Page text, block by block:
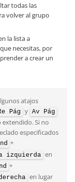
todas las
volver al grupo
la lista a
necesitas, por
a crear un
atajos
Pág y Av Pág
Si no
especificados
+
izquierda en
+
en lugar